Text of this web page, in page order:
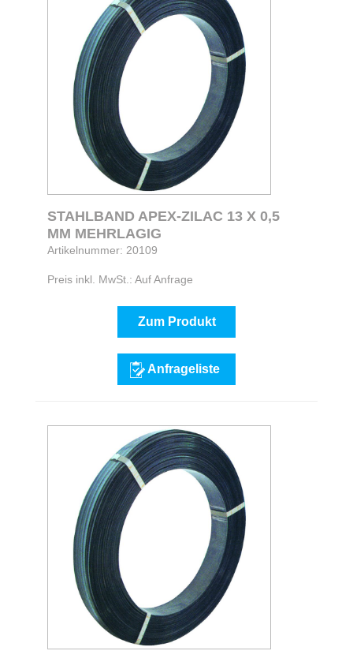
STAHLBAND APEX-ZILAC 13 X 0,5
MM MEHRLAGIG
Artikelnummer: 20109
Preis inkl. MwSt.: Auf Anfrage
Zum Produkt
Anfrageliste